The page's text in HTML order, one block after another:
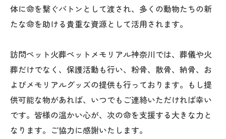
体に命を繋ぐバトンとして渡され、多くの動物たちの新
たな命を助ける貴重な資源として活用されます。
訪問ペット火葬ペットメモリアル神奈川では、葬儀や火
葬だけでなく、保護活動も行い、粉骨、散骨、納骨、お
よびメモリアルグッズの提供も行っております。もし提
供可能な物があれば、いつでもご連絡いただければ幸い
です。皆様の温かい心が、次の命を支援する大きな力と
なります。ご協力に感謝いたします。